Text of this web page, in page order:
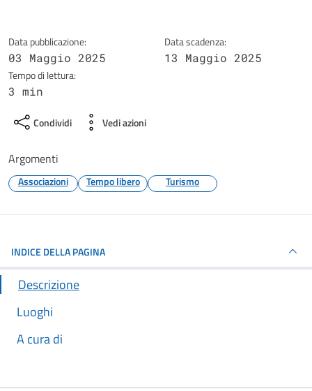
Data pubblicazione:
03 Maggio 2025
Data scadenza:
13 Maggio 2025
Tempo di lettura:
3 min
Condividi Vedi azioni
Argomenti
Associazioni Tempo libero Turismo
INDICE DELLA PAGINA
Descrizione
Luoghi
A cura di